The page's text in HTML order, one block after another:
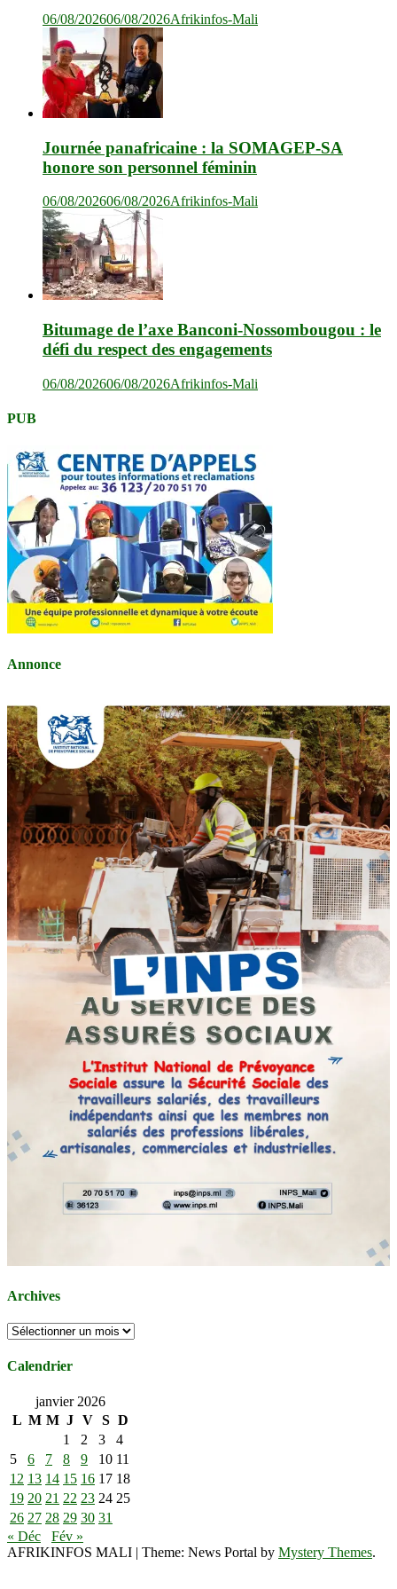
06/08/202606/08/2026Afrikinfos-Mali
Journée panafricaine : la SOMAGEP-SA
honore son personnel féminin
06/08/202606/08/2026Afrikinfos-Mali
Bitumage de l’axe Banconi-Nossombougou : le
défi du respect des engagements
06/08/202606/08/2026Afrikinfos-Mali
PUB
Annonce
Archives
Archives
Calendrier
janvier 2026
L M M J V S D
1
2 3
4
5
6 7 8 9 10 11
12 13 14 15 16 17 18
19 20 21 22 23 24 25
26 27 28 29 30 31
« Déc
Fév »
AFRIKINFOS MALI | Theme: News Portal by Mystery Themes.